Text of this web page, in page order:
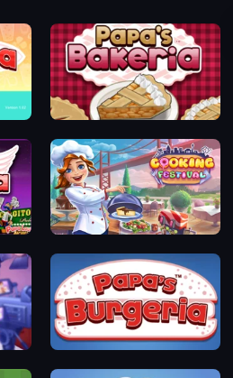
Papa's Bakeria
Cooking Festival
Papa's Burgeria